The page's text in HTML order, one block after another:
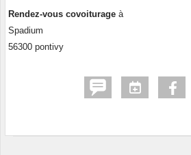
Rendez-vous covoiturage à
Spadium
56300 pontivy